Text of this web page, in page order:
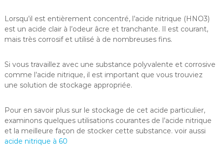
Lorsqu’il est entièrement concentré, l’acide nitrique (HNO3)
est un acide clair à l’odeur âcre et tranchante. Il est courant,
mais très corrosif et utilisé à de nombreuses fins.
Si vous travaillez avec une substance polyvalente et corrosive
comme l’acide nitrique, il est important que vous trouviez
une solution de stockage appropriée.
Pour en savoir plus sur le stockage de cet acide particulier,
examinons quelques utilisations courantes de l’acide nitrique
et la meilleure façon de stocker cette substance. voir aussi
acide nitrique à 60